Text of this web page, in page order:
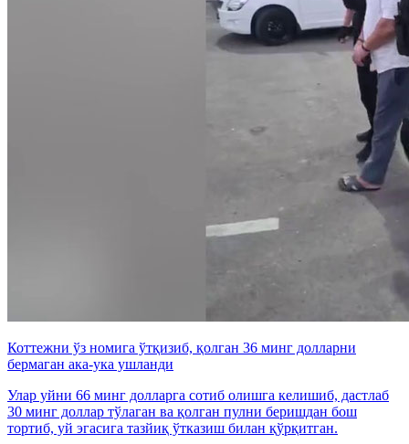
Коттежни ўз номига ўтқизиб, қолган 36 минг долларни
бермаган ака-ука ушланди
Улар уйни 66 минг долларга сотиб олишга келишиб, дастлаб
30 минг доллар тўлаган ва қолган пулни беришдан бош
тортиб, уй эгасига тазйиқ ўтказиш билан қўрқитган.